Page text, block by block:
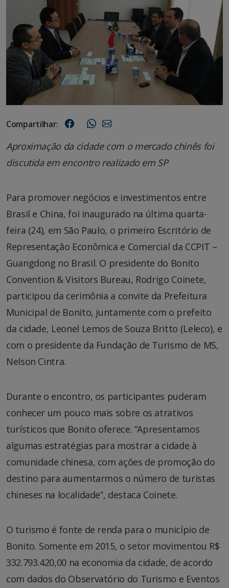
Compartilhar:
Aproximação da cidade com o mercado chinês foi
discutida em encontro realizado em SP
Para promover negócios e investimentos entre
Brasil e China, foi inaugurado na última quarta-
feira (24), em São Paulo, o primeiro Escritório de
Representação Econômica e Comercial da CCPIT –
Guangdong no Brasil. O presidente do Bonito
Convention & Visitors Bureau, Rodrigo Coinete,
participou da cerimônia a convite da Prefeitura
Municipal de Bonito, juntamente com o prefeito
da cidade, Leonel Lemos de Souza Britto (Leleco), e
com o presidente da Fundação de Turismo de MS,
Nelson Cintra.
Durante o encontro, os participantes puderam
conhecer um pouco mais sobre os atrativos
turísticos que Bonito oferece. “Apresentamos
algumas estratégias para mostrar a cidade à
comunidade chinesa, com ações de promoção do
destino para aumentarmos o número de turistas
chineses na localidade”, destaca Coinete.
O turismo é fonte de renda para o município de
Bonito. Somente em 2015, o setor movimentou R$
332.793.420,00 na economia da cidade, de acordo
com dados do Observatório do Turismo e Eventos